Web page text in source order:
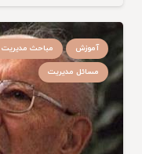
آموزش مباحث مدیریت
مسائل مدیریت